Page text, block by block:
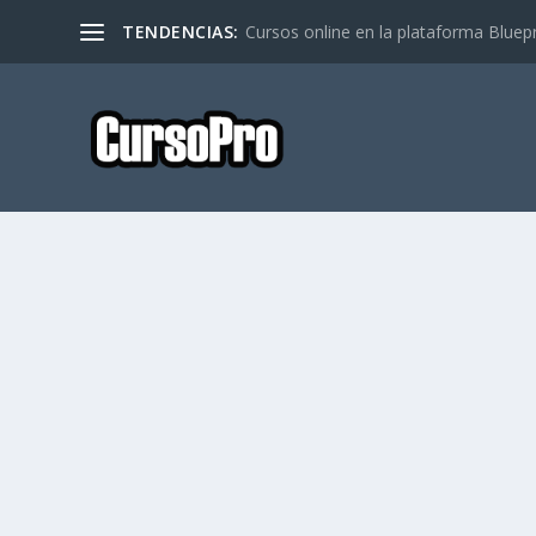
TENDENCIAS: Cursos online en la plataforma